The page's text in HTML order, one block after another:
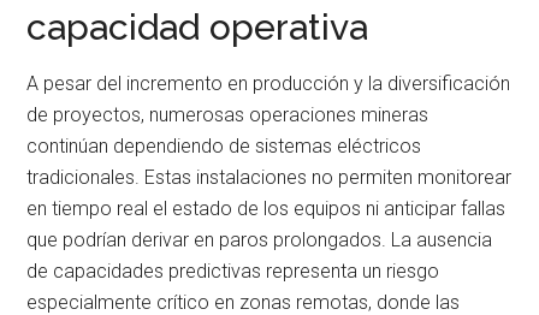
capacidad operativa
A pesar del incremento en producción y la diversificación
de proyectos, numerosas operaciones mineras
continúan dependiendo de sistemas eléctricos
tradicionales. Estas instalaciones no permiten monitorear
en tiempo real el estado de los equipos ni anticipar fallas
que podrían derivar en paros prolongados. La ausencia
de capacidades predictivas representa un riesgo
especialmente crítico en zonas remotas, donde las